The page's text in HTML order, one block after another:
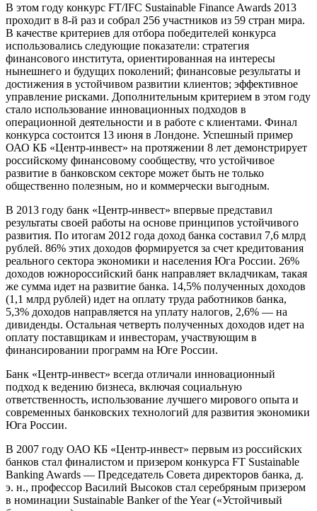
В этом году конкурс FT/IFC Sustainable Finance Awards 2013
проходит в 8-й раз и собрал 256 участников из 59 стран мира.
В качестве критериев для отбора победителей конкурса
использовались следующие показатели: стратегия
финансового института, ориентированная на интересы
нынешнего и будущих поколений; финансовые результаты и
достижения в устойчивом развитии клиентов; эффективное
управление рисками. Дополнительным критерием в этом году
стало использование инновационных подходов в
операционной деятельности и в работе с клиентами. Финал
конкурса состоится 13 июня в Лондоне. Успешный пример
ОАО КБ «Центр-инвест» на протяжении 8 лет демонстрирует
российскому финансовому сообществу, что устойчивое
развитие в банковском секторе может быть не только
общественно полезным, но и коммерчески выгодным.
В 2013 году банк «Центр-инвест» впервые представил
результаты своей работы на основе принципов устойчивого
развития. По итогам 2012 года доход банка составил 7,6 млрд
рублей. 86% этих доходов формируется за счет кредитования
реального сектора экономики и населения Юга России. 26%
доходов южнороссийский банк направляет вкладчикам, такая
же сумма идет на развитие банка. 14,5% полученных доходов
(1,1 млрд рублей) идет на оплату труда работников банка,
5,3% доходов направляется на уплату налогов, 2,6% — на
дивиденды. Остальная четверть полученных доходов идет на
оплату поставщикам и инвесторам, участвующим в
финансировании программ на Юге России.
Банк «Центр-инвест» всегда отличали инновационный
подход к ведению бизнеса, включая социальную
ответственность, использование лучшего мирового опыта и
современных банковских технологий для развития экономики
Юга России.
В 2007 году ОАО КБ «Центр-инвест» первым из российских
банков стал финалистом и призером конкурса FT Sustainable
Banking Awards — Председатель Совета директоров банка, д.
э. н., профессор Василий Высоков стал серебряным призером
в номинации Sustainable Banker of the Year («Устойчивый